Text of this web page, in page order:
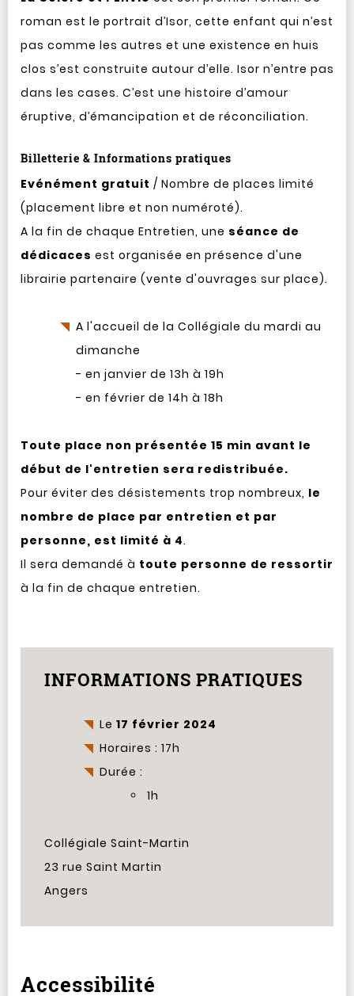
roman est le portrait d’Isor, cette enfant qui n’est
pas comme les autres et une existence en huis
clos s’est construite autour d’elle. Isor n’entre pas
dans les cases. C’est une histoire d’amour
éruptive, d’émancipation et de réconciliation.
Billetterie & Informations pratiques
Evénément gratuit / Nombre de places limité
(placement libre et non numéroté).
A la fin de chaque Entretien, une séance de
dédicaces est organisée en présence d'une
librairie partenaire (vente d'ouvrages sur place).
A l'accueil de la Collégiale du mardi au
dimanche
- en janvier de 13h à 19h
- en février de 14h à 18h
Toute place non présentée 15 min avant le
début de l'entretien sera redistribuée.
Pour éviter des désistements trop nombreux, le
nombre de place par entretien et par
personne, est limité à 4.
Il sera demandé à toute personne de ressortir
à la fin de chaque entretien.
INFORMATIONS PRATIQUES
Le 17 février 2024
Horaires : 17h
Durée :
1h
Collégiale Saint-Martin
23 rue Saint Martin
Angers
Accessibilité